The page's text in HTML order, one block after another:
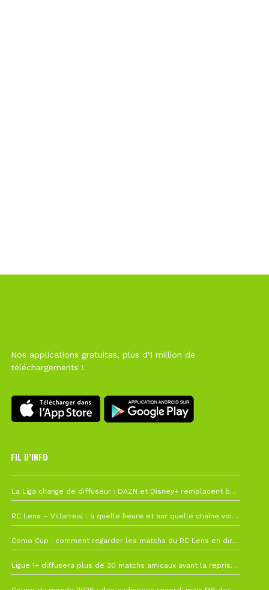
Nos applications gratuites, plus d'1 million de
téléchargements !
FIL D’INFO
La Liga change de diffuseur : DAZN et Disney+ remplacent beIN Sports !
RC Lens – Villarreal : à quelle heure et sur quelle chaîne voir la finale de la Como Cup ?
Como Cup : comment regarder les matchs du RC Lens en direct ?
Ligue 1+ diffusera plus de 30 matchs amicaux avant la reprise de la Ligue 1